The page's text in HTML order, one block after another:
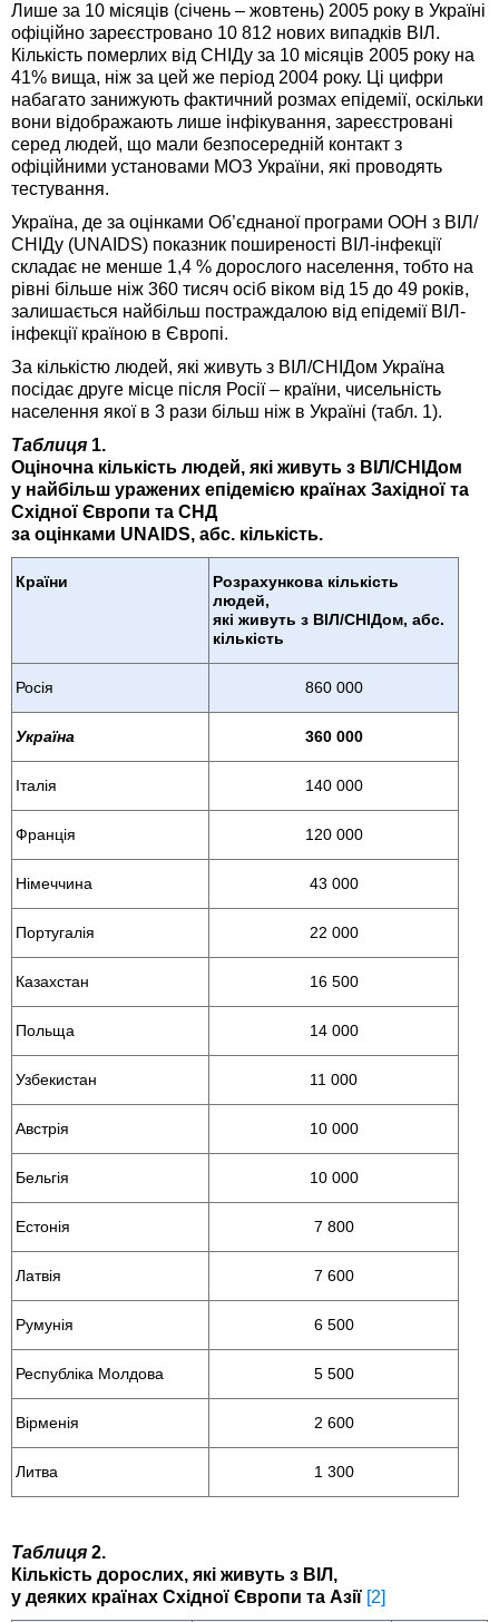
Лише за 10 місяців (січень – жовтень) 2005 року в Україні
офіційно зареєстровано 10 812 нових випадків ВІЛ.
Кількість померлих від СНІДу за 10 місяців 2005 року на
41% вища, ніж за цей же період 2004 року. Ці цифри
набагато занижують фактичний розмах епідемії, оскільки
вони відображають лише інфікування, зареєстровані
серед людей, що мали безпосередній контакт з
офіційними установами МОЗ України, які проводять
тестування.
Україна, де за оцінками Об’єднаної програми ООН з ВІЛ/
СНІДу (UNAIDS) показник поширеності ВІЛ-інфекції
складає не менше 1,4 % дорослого населення, тобто на
рівні більше ніж 360 тисяч осіб віком від 15 до 49 років,
залишається найбільш постраждалою від епідемії ВІЛ-
інфекції країною в Європі.
За кількістю людей, які живуть з ВІЛ/СНІДом Україна
посідає друге місце після Росії – країни, чисельність
населення якої в 3 рази більш ніж в Україні (табл. 1).
Таблиця 1.
Оціночна кількість людей, які живуть з ВІЛ/СНІДом
у найбільш уражених епідемією країнах Західної та
Східної Європи та СНД
за оцінками UNAIDS, абс. кількість.
Країни
Розрахункова кількість
людей,
які живуть з ВІЛ/СНІДом, абс.
кількість
Росія 860 000
Україна 360 000
Італія 140 000
Франція 120 000
Німеччина 43 000
Португалія 22 000
Казахстан 16 500
Польща 14 000
Узбекистан 11 000
Австрія 10 000
Бельгія 10 000
Естонія 7 800
Латвія 7 600
Румунія 6 500
Республіка Молдова 5 500
Вірменія 2 600
Литва 1 300
Таблиця 2.
Кількість дорослих, які живуть з ВІЛ,
у деяких країнах Східної Європи та Азії [2]